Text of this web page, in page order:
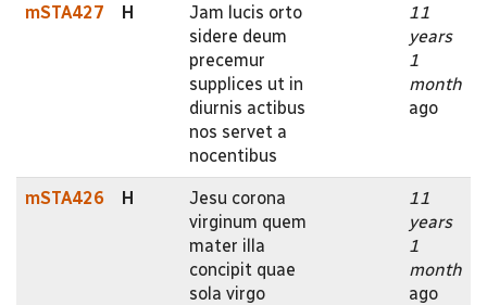
mSTA427 H
Jam lucis orto
sidere deum
precemur
supplices ut in
diurnis actibus
nos servet a
nocentibus
11
years
1
month
ago
mSTA426 H
Jesu corona
virginum quem
mater illa
concipit quae
sola virgo
11
years
1
month
ago